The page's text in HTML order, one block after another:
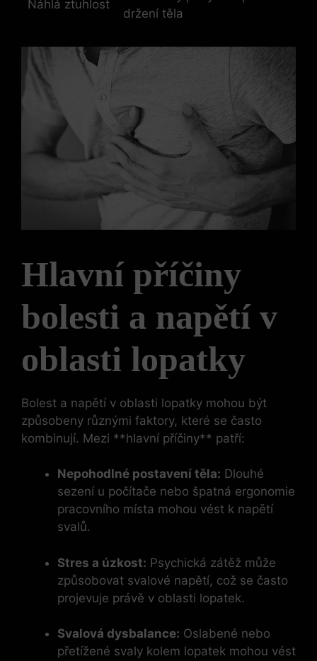
Náhlá ztuhlost
držení těla
Hlavní příčiny
bolesti a napětí v
oblasti lopatky
Bolest a napětí v oblasti lopatky mohou být
způsobeny různými faktory, které se často
kombinují. Mezi **hlavní příčiny** patří:
Nepohodlné postavení těla: Dlouhé
sezení u počítače nebo špatná ergonomie
pracovního místa mohou vést k napětí
svalů.
Stres a úzkost: Psychická zátěž může
způsobovat svalové napětí, což se často
projevuje právě v oblasti lopatek.
Svalová dysbalance: Oslabené nebo
přetížené svaly kolem lopatek mohou vést